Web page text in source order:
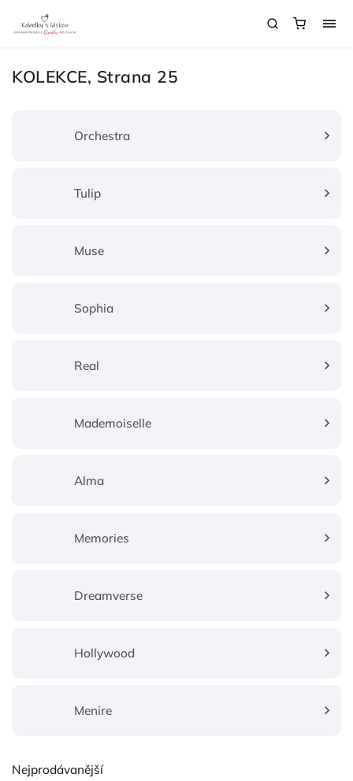
KOLEKCE, Strana 25
Orchestra
Tulip
Muse
Sophia
Real
Mademoiselle
Alma
Memories
Dreamverse
Hollywood
Menire
Nejprodávanější